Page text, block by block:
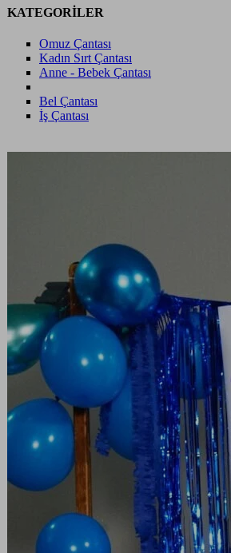
KATEGORİLER
Omuz Çantası
Kadın Sırt Çantası
Anne - Bebek Çantası
Bel Çantası
İş Çantası